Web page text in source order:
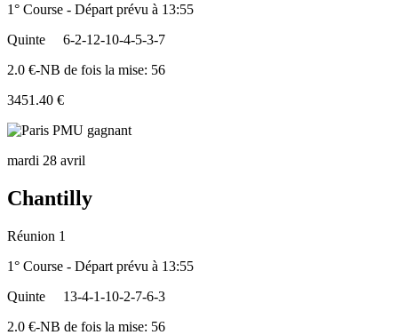
1° Course - Départ prévu à 13:55
Quinte
6-2-12-10-4-5-3-7
2.0 €-NB de fois la mise: 56
3451.40 €
mardi 28 avril
Chantilly
Réunion 1
1° Course - Départ prévu à 13:55
Quinte
13-4-1-10-2-7-6-3
2.0 €-NB de fois la mise: 56